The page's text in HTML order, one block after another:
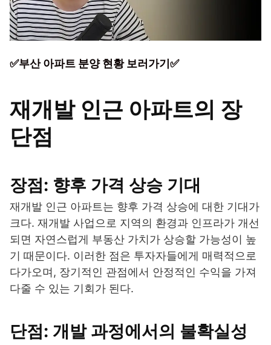
✅부산 아파트 분양 현황 보러가기✅
재개발 인근 아파트의 장
단점
장점: 향후 가격 상승 기대
재개발 인근 아파트는 향후 가격 상승에 대한 기대가
크다. 재개발 사업으로 지역의 환경과 인프라가 개선
되면 자연스럽게 부동산 가치가 상승할 가능성이 높
기 때문이다. 이러한 점은 투자자들에게 매력적으로
다가오며, 장기적인 관점에서 안정적인 수익을 가져
다줄 수 있는 기회가 된다.
단점: 개발 과정에서의 불확실성